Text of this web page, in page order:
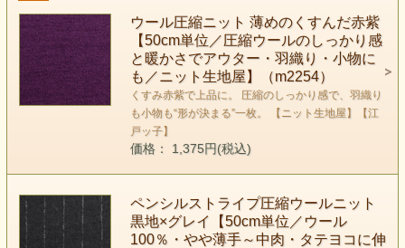
ウール圧縮ニット 薄めのくすんだ赤紫
【50cm単位／圧縮ウールのしっかり感
と暖かさでアウター・羽織り・小物に
も／ニット生地屋】（m2254）
くすみ赤紫で上品に。 圧縮のしっかり感で、羽織り
も小物も“形が決まる”一枚。 【ニット生地屋】【江
戸ッ子】
価格： 1,375円(税込)
ペンシルストライプ圧縮ウールニット
黒地×グレイ【50cm単位／ウール
100％・やや薄手～中肉・タテヨコに伸